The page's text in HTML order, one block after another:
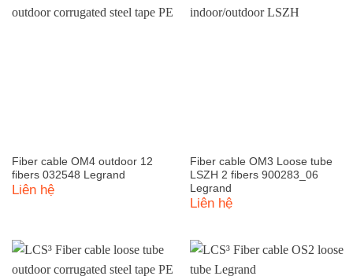
Fiber cable OM4 outdoor 12
fibers 032548 Legrand
Liên hệ
Fiber cable OM3 Loose tube
LSZH 2 fibers 900283_06
Legrand
Liên hệ